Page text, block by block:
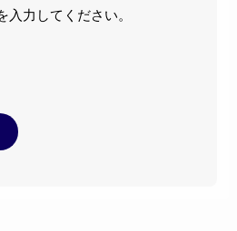
入力してください。